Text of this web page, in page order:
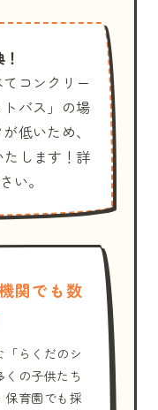
コンクリー
バス」の場
低いため、
します！詳
い。
関でも数
らくだのシ
の子供たち
保育園でも採